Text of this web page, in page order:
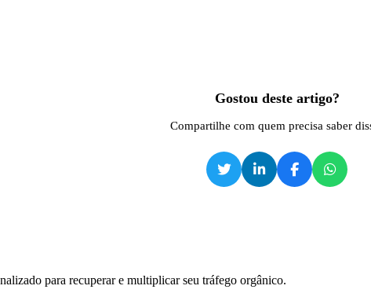
Gostou deste artigo?
Compartilhe com quem precisa saber
para recuperar e multiplicar seu tráfego orgânico.